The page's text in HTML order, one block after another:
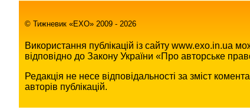
© Тижневик «EХO» 2009 - 2026
Використання публікацій із сайту www.exo.in.ua
відповідно до Закону України «Про авторське
Редакція не несе відповідальності за зміст
авторів публікацій.